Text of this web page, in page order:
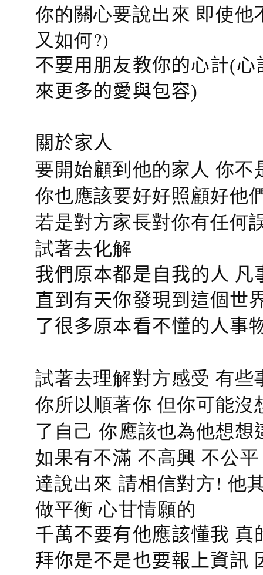
你的關心要說出來 即使
又如何?)
不要用朋友教你的心計(
來更多的愛與包容)
關於家人
要開始顧到他的家人 你
你也應該要好好照顧好他
若是對方家長對你有任何
試著去化解
我們原本都是自我的人
直到有天你發現到這個世
了很多原本看不懂的人事
試著去理解對方感受 有
你所以順著你 但你可能
了自己 你應該也為他想想
如果有不滿 不高興 不公
達說出來 請相信對方! 他
做平衡 心甘情願的
千萬不要有他應該懂我
拜你是不是也要報上資訊